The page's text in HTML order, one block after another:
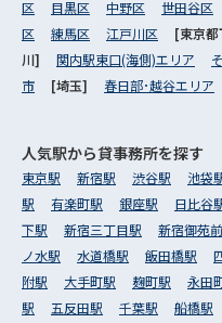
区
目黒区 中野区 世田谷区
区
練馬区 江戸川区 [東京
川] 関内駅東口(海側)エリア
市
[埼玉] 春日部･越谷エリア
人気駅から貸事務所を探す
東京駅 新宿駅 渋谷駅 池袋
駅
有楽町駅 銀座駅 日比谷
下駅
新宿三丁目駅 新宿御苑
ノ水駅
水道橋駅 飯田橋駅
附駅
大手町駅 麹町駅 永田
駅
五反田駅 千葉駅 船橋駅